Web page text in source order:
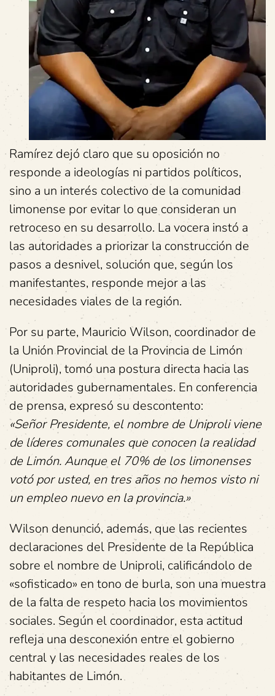
Ramírez dejó claro que su oposición no
responde a ideologías ni partidos políticos,
sino a un interés colectivo de la comunidad
limonense por evitar lo que consideran un
retroceso en su desarrollo. La vocera instó a
las autoridades a priorizar la construcción de
pasos a desnivel, solución que, según los
manifestantes, responde mejor a las
necesidades viales de la región.
Por su parte, Mauricio Wilson, coordinador de
la Unión Provincial de la Provincia de Limón
(Uniproli), tomó una postura directa hacia las
autoridades gubernamentales. En conferencia
de prensa, expresó su descontento:
«Señor Presidente, el nombre de Uniproli viene
de líderes comunales que conocen la realidad
de Limón. Aunque el 70% de los limonenses
votó por usted, en tres años no hemos visto ni
un empleo nuevo en la provincia.»
Wilson denunció, además, que las recientes
declaraciones del Presidente de la República
sobre el nombre de Uniproli, calificándolo de
«sofisticado» en tono de burla, son una muestra
de la falta de respeto hacia los movimientos
sociales. Según el coordinador, esta actitud
refleja una desconexión entre el gobierno
central y las necesidades reales de los
habitantes de Limón.